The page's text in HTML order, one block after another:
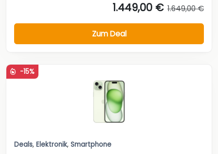
1.449,00 € 1.649,00 €
Zum Deal
-15%
Deals, Elektronik, Smartphone